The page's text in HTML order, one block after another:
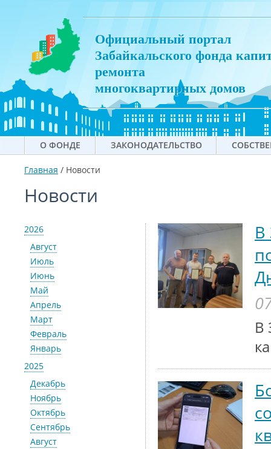
Официальный портал
Забайкальского фонда
ремонта
многоквартирных домов
О ФОНДЕ ЗАКОНОДАТЕЛЬСТВО
Главная / Новости
Новости
2026
Август
Июль
Июнь
Май
Апрель
Март
Февраль
Январь
2025
Декабрь
Ноябрь
Октябрь
Сентябрь
Август
В
В